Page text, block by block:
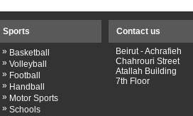
Sports
» Basketball
» Volleyball
» Football
» Handball
» Motor Sports
» Schools
Contact us
Beirut - Achrafieh
Chahrouri Street
Atallah Building
7th Floor